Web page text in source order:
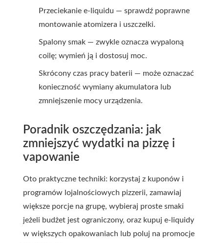
Przeciekanie e-liquidu — sprawdź poprawne
montowanie atomizera i uszczelki.
Spalony smak — zwykle oznacza wypaloną
coilę; wymień ją i dostosuj moc.
Skrócony czas pracy baterii — może oznaczać
konieczność wymiany akumulatora lub
zmniejszenie mocy urządzenia.
Poradnik oszczędzania: jak
zmniejszyć wydatki na pizzę i
vapowanie
Oto praktyczne techniki: korzystaj z kuponów i
programów lojalnościowych pizzerii, zamawiaj
większe porcje na grupę, wybieraj proste smaki
jeżeli budżet jest ograniczony, oraz kupuj e-liquidy
w większych opakowaniach lub poluj na promocje